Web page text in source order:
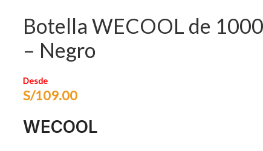
Botella WECOOL de
– Negro
Desde
S/109.00
WECOOL